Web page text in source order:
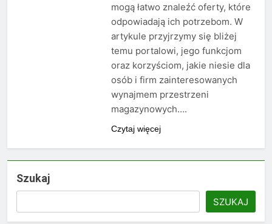
mogą łatwo znaleźć oferty, które
odpowiadają ich potrzebom. W
artykule przyjrzymy się bliżej
temu portalowi, jego funkcjom
oraz korzyściom, jakie niesie dla
osób i firm zainteresowanych
wynajmem przestrzeni
magazynowych….
Czytaj więcej
Szukaj
SZUKAJ